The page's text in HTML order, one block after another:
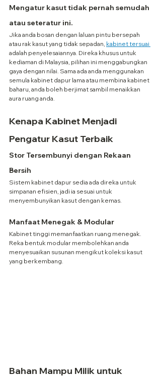
Mengatur kasut tidak pernah semudah
atau seteratur ini.
Jika anda bosan dengan laluan pintu bersepah
atau rak kasut yang tidak sepadan, kabinet tersuai
adalah penyelesaiannya. Direka khusus untuk
kediaman di Malaysia, pilihan ini menggabungkan
gaya dengan nilai. Sama ada anda menggunakan
semula kabinet dapur lama atau membina kabinet
baharu, anda boleh berjimat sambil menaikkan
aura ruang anda.
Kenapa Kabinet Menjadi
Pengatur Kasut Terbaik
Stor Tersembunyi dengan Rekaan
Bersih
Sistem kabinet dapur sedia ada direka untuk
simpanan efisien, jadi ia sesuai untuk
menyembunyikan kasut dengan kemas.
Manfaat Menegak & Modular
Kabinet tinggi memanfaatkan ruang menegak.
Reka bentuk modular membolehkan anda
menyesuaikan susunan mengikut koleksi kasut
yang berkembang.
Bahan Mampu Milik untuk